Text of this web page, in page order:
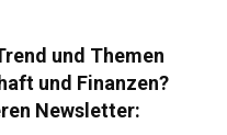
und Themen
und Finanzen?
Newsletter: